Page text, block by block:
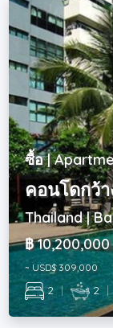
ซื้อ |
คอนโดกว้
Thailand |
฿ 10,200,000
~ USD$ 309,000
2 | 2 |